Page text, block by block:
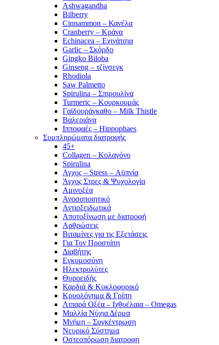
Ashwagandha
Bilberry
Cinnammon – Κανέλα
Cranberry – Κράνα
Echinacea – Εχινάτσια
Garlic – Σκόρδο
Gingko Biloba
Ginseng – τζίνσεγκ
Rhodiola
Saw Palmetto
Spirulina – Σπιρουλίνα
Turmeric – Κουρκουμάς
Γαϊδουράγκαθο – Milk Thistle
Βαλεριάνα
Ιπποφαές – Hippophaes
Συμπληρώματα διατροφής
45+
Collagen – Κολαγόνο
Spirulina
Αγχος – Stress – Αϋπνία
Άγχος Στρες & Ψυχολογία
Αμινοξέα
Ανοσοποιητικό
Αντιοξειδωτικά
Αποτοξίνωση με διατροφή
Αρθρώσεις
Βιταμίνες για τις Εξετάσεις
Για Τον Προστάτη
Διαβήτης
Εγκυμοσύνη
Ηλεκτρολύτες
Θυροειδής
Καρδιά & Κυκλοφορικό
Κρυολόγημα & Γρίπη
Λιπαρά Οξέα – Ιχθυέλαια – Omegas
Μαλλία Νύχια Δέρμα
Μνήμη – Συγκέντρωση
Νευρικό Σύστημα
Οστεοπόρωση διατροφη